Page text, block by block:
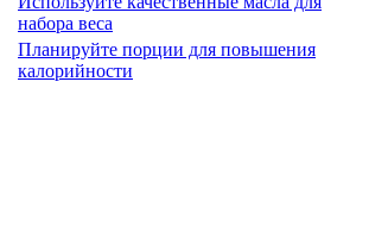
набора веса
Планируйте порции для повышения
калорийности